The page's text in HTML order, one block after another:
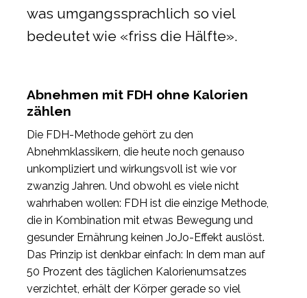
was umgangssprachlich so viel
bedeutet wie «friss die Hälfte».
Abnehmen mit FDH ohne Kalorien
zählen
Die FDH-Methode gehört zu den
Abnehmklassikern, die heute noch genauso
unkompliziert und wirkungsvoll ist wie vor
zwanzig Jahren. Und obwohl es viele nicht
wahrhaben wollen: FDH ist die einzige Methode,
die in Kombination mit etwas Bewegung und
gesunder Ernährung keinen JoJo-Effekt auslöst.
Das Prinzip ist denkbar einfach: In dem man auf
50 Prozent des täglichen Kalorienumsatzes
verzichtet, erhält der Körper gerade so viel